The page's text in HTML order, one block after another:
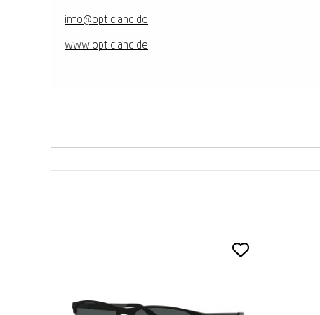
info@opticland.de
www.opticland.de